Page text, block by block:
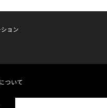
ョン
ついて